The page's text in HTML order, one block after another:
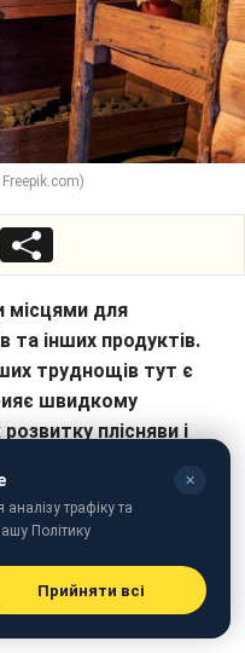
місцями для
та інших продуктів.
труднощів тут є
швидкому
плісняви і
про методи,
запаси у відмінному
у
✕
трафіку та
Політику
Прийняти всі